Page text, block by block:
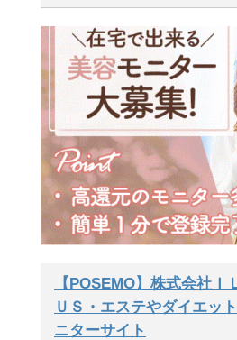
【POSEMO】株式会社Ｉ
ＵＳ・エステやダイエッ
ニターサイト